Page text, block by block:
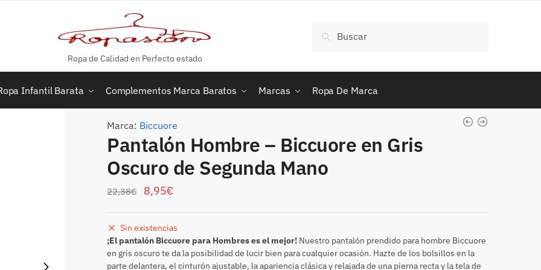
Ropa de Calidad en Perfecto estado
por:
Buscar
Infantil Barata Complementos Marca Baratos Marcas Ropa De Marca
Marca: Biccuore
Pantalón Hombre – Biccuore en Gris
Oscuro de Segunda Mano
22,38€ 8,95€
Sin existencias
¡El pantalón Biccuore para Hombres es el mejor! Nuestro pantalón prendido para hombre Biccuore
en gris oscuro te da la posibilidad de lucir bien para cualquier ocasión. Hazte de los bolsillos en la
parte delantera, el cinturón ajustable, la apariencia clásica y relajada de una pierna recta y la tela de